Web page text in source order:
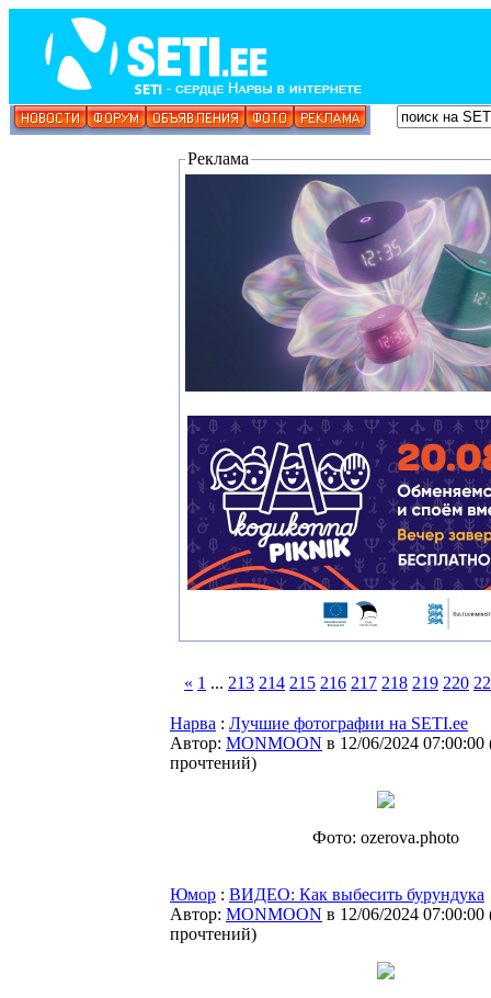
Реклама
« 1 ... 213 214 215 216 217 218 219 220
Нарва : Лучшие фотографии на SETI.ee
Автор: MONMOON в 12/06/2024 07:00:00
прочтений)
Фото: ozerova.photo
Юмор : ВИДЕО: Как выбесить бурундука
Автор: MONMOON в 12/06/2024 07:00:00
прочтений)